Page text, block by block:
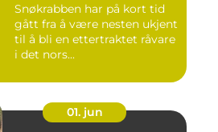
Snøkrabben har på kort tid
gått fra å være nesten ukjent
til å bli en ettertraktet råvare
i det nors...
01. jun